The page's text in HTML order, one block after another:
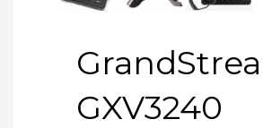
GXV3240